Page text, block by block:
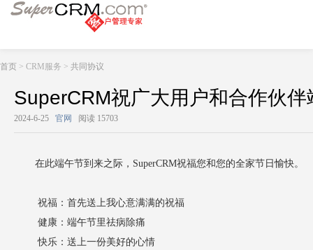
首页 > CRM服务 > 共同协议
SuperCRM祝广大用户和合作伙
2024-6-25 官网 阅读 15703
在此端午节到来之际，SuperCRM祝福您和您的全家节日愉快。
祝福：首先送上我心意满满的祝福
健康：端午节里祛病除痛
快乐：送上一份美好的心情